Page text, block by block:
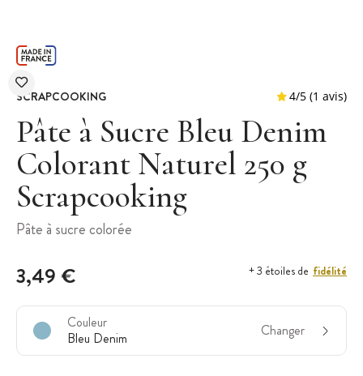
SCRAPCOOKING
Pâte à Sucre Bleu Denim
Colorant Naturel 250 g
Scrapcooking
Pâte à sucre colorée
3,49 € + 3 étoiles de fidélité
Couleur
Bleu Denim
Changer